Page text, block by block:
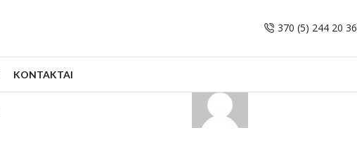
370 (5) 244 20 36
KONTAKTAI